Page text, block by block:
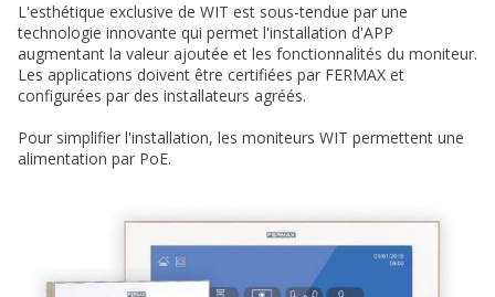
L'esthétique exclusive de WIT est sous-tendue par une
technologie innovante qui permet l'installation d'APP
augmentant la valeur ajoutée et les fonctionnalités du moniteur.
Les applications doivent être certifiées par FERMAX et
configurées par des installateurs agréés.
Pour simplifier l'installation, les moniteurs WIT permettent une
alimentation par PoE.